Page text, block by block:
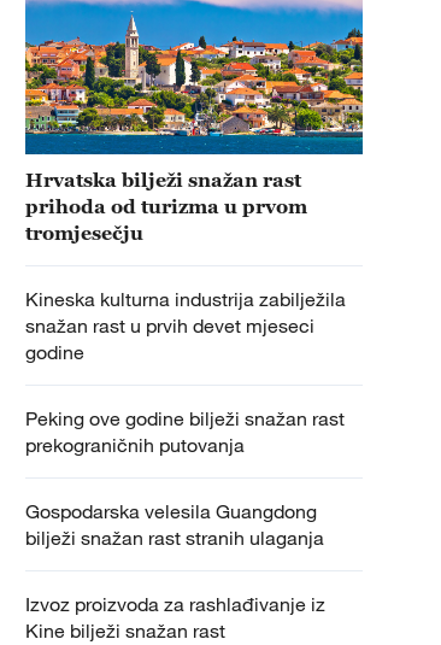
Hrvatska bilježi snažan rast
prihoda od turizma u prvom
tromjesečju
Kineska kulturna industrija zabilježila
snažan rast u prvih devet mjeseci
godine
Peking ove godine bilježi snažan rast
prekograničnih putovanja
Gospodarska velesila Guangdong
bilježi snažan rast stranih ulaganja
Izvoz proizvoda za rashlađivanje iz
Kine bilježi snažan rast